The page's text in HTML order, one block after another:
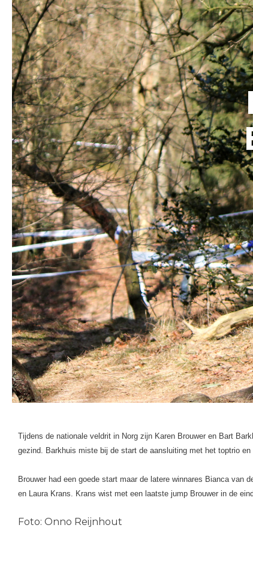
Tijdens de nationale veldrit in Norg zijn Karen Brouwer en Bart
gezind. Barkhuis miste bij de start de aansluiting met het toptrio
Brouwer had een goede start maar de latere winnares Bianca van
en Laura Krans. Krans wist met een laatste jump Brouwer in de
Foto: Onno Reijnhout